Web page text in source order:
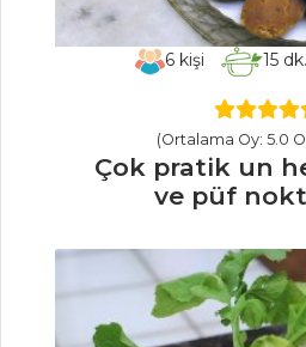
Patatesli Ve
Tahıllı Soğan
Dolması
Tüm Tarifleri
KAPARİLİ
PATLICAN
6 kişi 15dk.
(Ortalama Oy: 5.0
Çok pratik un
ve püf